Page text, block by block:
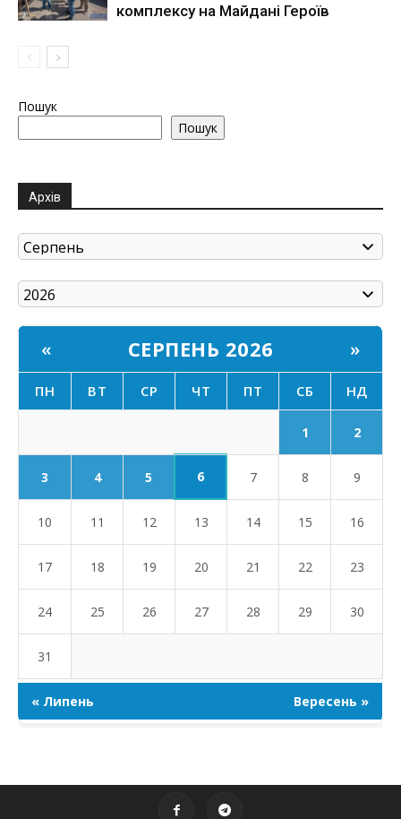
комплексу на Майдані Героїв
Пошук
Пошук
Архів
« СЕРПЕНЬ 2026 »
ПН ВТ СР ЧТ ПТ СБ НД
1 2
3 4 5 6 7 8 9
10 11 12 13 14 15 16
17 18 19 20 21 22 23
24 25 26 27 28 29 30
31
« Липень Вересень »